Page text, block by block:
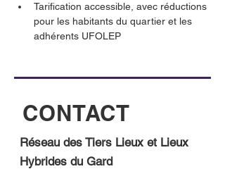
Tarification accessible, avec réductions
pour les habitants du quartier et les
adhérents UFOLEP
CONTACT
Réseau des Tiers Lieux et Lieux
Hybrides du Gard